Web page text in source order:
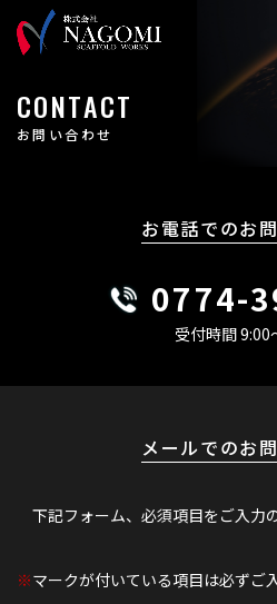
CONTACT
お問い合わせ
お電話でのお
0774-
受付時間 9:00
メールでのお
下記フォーム、必須項目をご入力
マークが付いている項目は必ずご